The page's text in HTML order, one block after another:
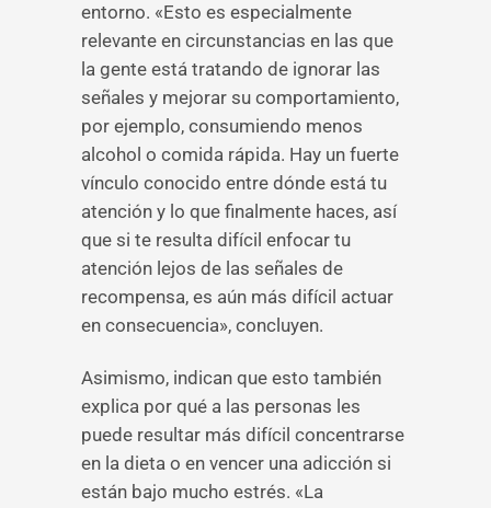
entorno. «Esto es especialmente
relevante en circunstancias en las que
la gente está tratando de ignorar las
señales y mejorar su comportamiento,
por ejemplo, consumiendo menos
alcohol o comida rápida. Hay un fuerte
vínculo conocido entre dónde está tu
atención y lo que finalmente haces, así
que si te resulta difícil enfocar tu
atención lejos de las señales de
recompensa, es aún más difícil actuar
en consecuencia», concluyen.
Asimismo, indican que esto también
explica por qué a las personas les
puede resultar más difícil concentrarse
en la dieta o en vencer una adicción si
están bajo mucho estrés. «La